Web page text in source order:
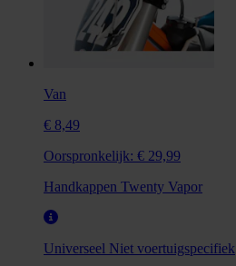
Van
€ 8,49
Oorspronkelijk: € 29,99
Handkappen Twenty Vapor
Universeel Niet voertuigspecifiek